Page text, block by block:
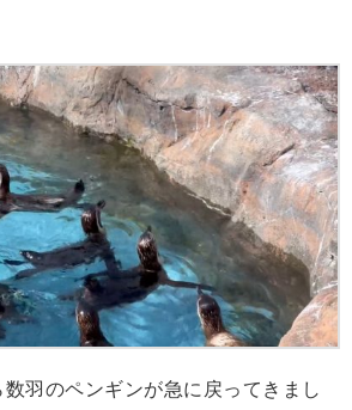
羽のペンギンが急に戻ってきまし